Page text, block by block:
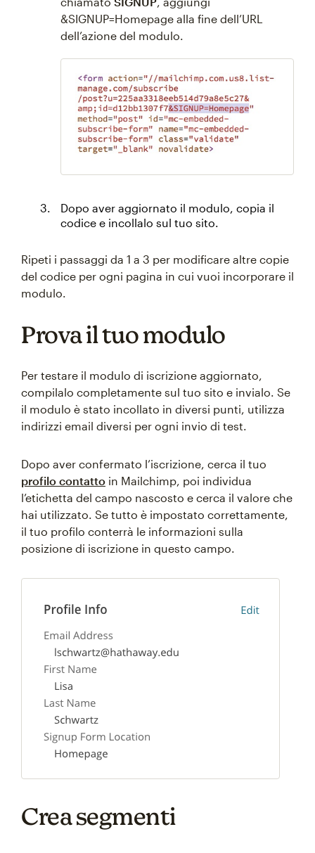
&SIGNUP=Homepage alla fine dell’URL
dell’azione del modulo.
Dopo aver aggiornato il modulo, copia il
codice e incollalo sul tuo sito.
Ripeti i passaggi da 1 a 3 per modificare altre copie
del codice per ogni pagina in cui vuoi incorporare il
modulo.
Prova il tuo modulo
Per testare il modulo di iscrizione aggiornato,
compilalo completamente sul tuo sito e invialo. Se
il modulo è stato incollato in diversi punti, utilizza
indirizzi email diversi per ogni invio di test.
Dopo aver confermato l’iscrizione, cerca il tuo
profilo contatto in Mailchimp, poi individua
l’etichetta del campo nascosto e cerca il valore che
hai utilizzato. Se tutto è impostato correttamente,
il tuo profilo conterrà le informazioni sulla
posizione di iscrizione in questo campo.
Crea segmenti